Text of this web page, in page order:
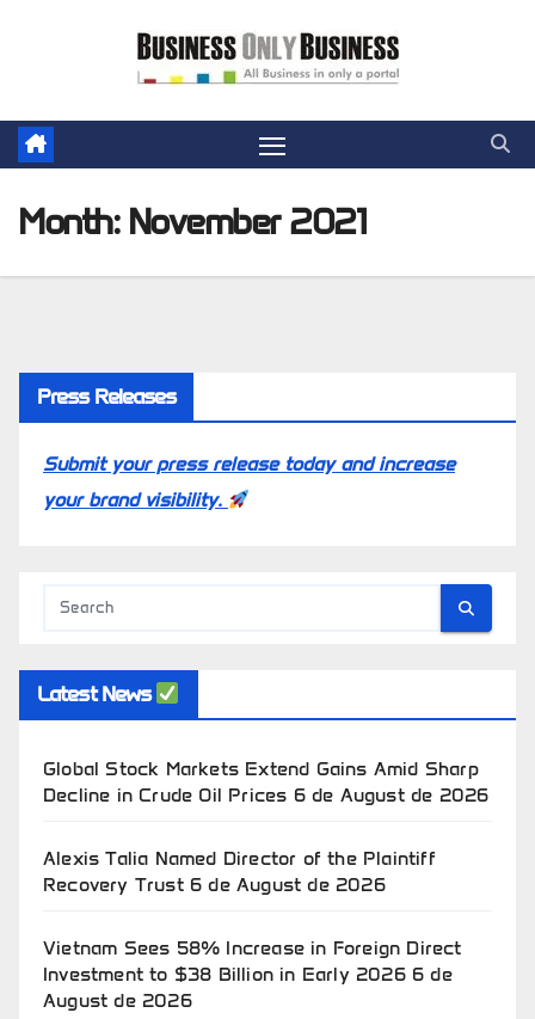
Month: November 2021
Press Releases
Submit your press release today and increase
your brand visibility.
Latest News
Global Stock Markets Extend Gains Amid Sharp
Decline in Crude Oil Prices 6 de August de 2026
Alexis Talia Named Director of the Plaintiff
Recovery Trust 6 de August de 2026
Vietnam Sees 58% Increase in Foreign Direct
Investment to $38 Billion in Early 2026 6 de
August de 2026